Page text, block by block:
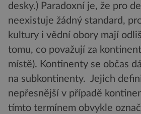
desky.) Paradoxní je, že pro
neexistuje žádný standard,
kultury i vědní obory mají
tomu, co považují za
místě). Kontinenty se občas
na subkontinenty. Jejich
nepřesnější v případě
tímto termínem obvykle